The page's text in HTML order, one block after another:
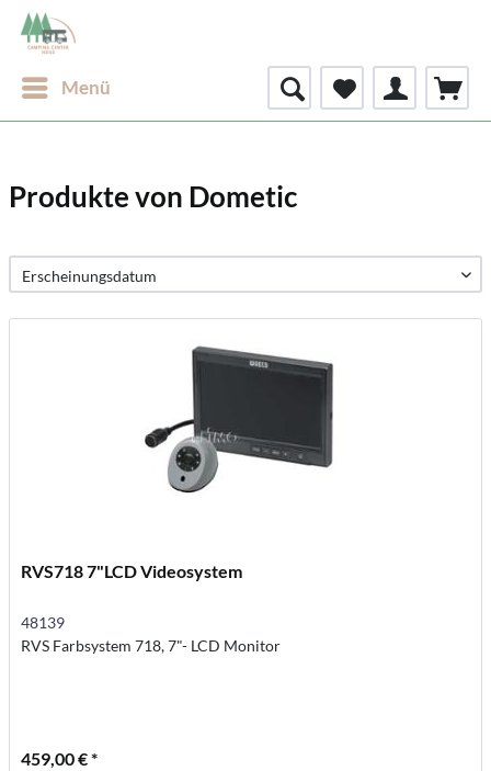
Menü
Produkte von Dometic
RVS718 7"LCD Videosystem
48139
RVS Farbsystem 718, 7"- LCD Monitor
459,00 € *